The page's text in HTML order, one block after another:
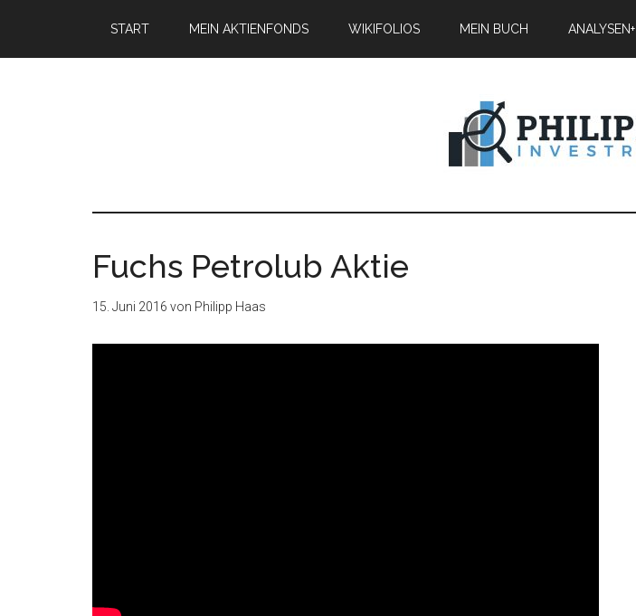
START MEIN AKTIENFONDS WIKIFOLIOS MEIN BUCH ANALYSEN+
Fuchs Petrolub Aktie
15. Juni 2016 von Philipp Haas